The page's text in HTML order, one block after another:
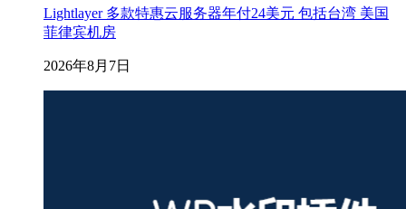
Lightlayer 多款特惠云服务器年付24美元 包括台湾 美国
菲律宾机房
2026年8月7日